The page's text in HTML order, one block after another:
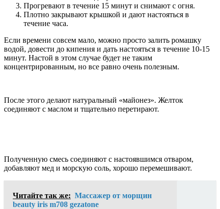
Прогревают в течение 15 минут и снимают с огня.
Плотно закрывают крышкой и дают настояться в
течение часа.
Если времени совсем мало, можно просто залить ромашку
водой, довести до кипения и дать настояться в течение 10-15
минут. Настой в этом случае будет не таким
концентрированным, но все равно очень полезным.
После этого делают натуральный «майонез». Желток
соединяют с маслом и тщательно перетирают.
Полученную смесь соединяют с настоявшимся отваром,
добавляют мед и морскую соль, хорошо перемешивают.
Читайте так же: Массажер от морщин
beauty iris m708 gezatone